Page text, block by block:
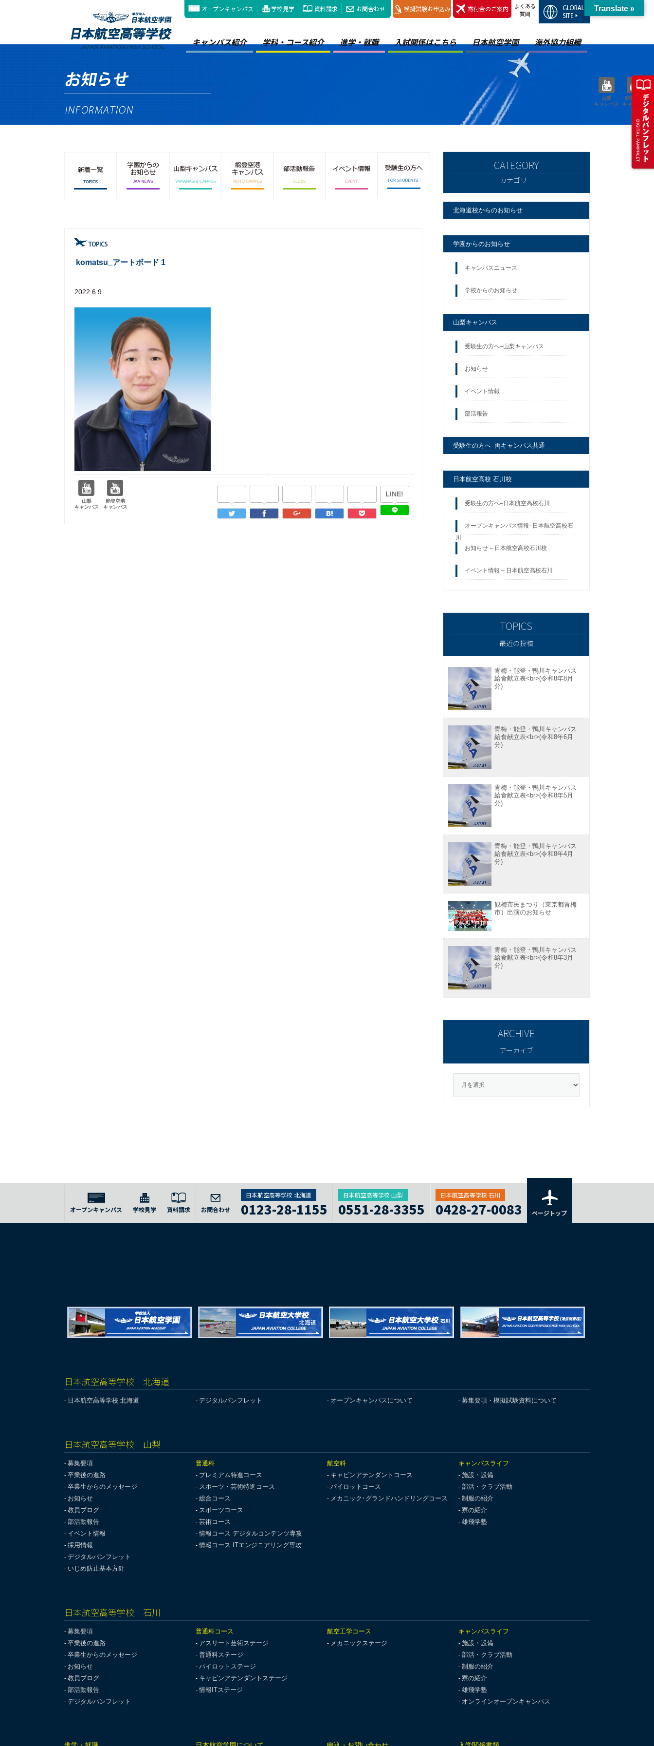
オープンキャンパス 学校見学 資料請求 お問合わせ 模擬試験お申込み 寄付金のご案内
よくある
質問
キャンパス紹介 学科・コース紹介 進学・就職 入試関係はこちら 日本航空学園 海外協力組織
山梨
キャンパス
能登空港
キャンパス
komatsu_アートボード 1
2022.6.9
LINE!
山梨
キャンパス
能登空港
キャンパス
カテゴリー
北海道校からのお知らせ
学園からのお知らせ
キャンパスニュース
学校からのお知らせ
山梨キャンパス
受験生の方へ–山梨キャンパス
お知らせ
イベント情報
部活報告
受験生の方へ–両キャンパス共通
日本航空高校 石川校
受験生の方へ–日本航空高校石川
オープンキャンパス情報–日本航空高校石
川
お知らせ – 日本航空高校石川校
イベント情報 – 日本航空高校石川
最近の投稿
青梅・能登・鴨川キャンパス
給食献立表<br>(令和8年8月
分)
青梅・能登・鴨川キャンパス
給食献立表<br>(令和8年6月
分)
青梅・能登・鴨川キャンパス
給食献立表<br>(令和8年5月
分)
青梅・能登・鴨川キャンパス
給食献立表<br>(令和8年4月
分)
観梅市民まつり（東京都青梅
市）出演のお知らせ
青梅・能登・鴨川キャンパス
給食献立表<br>(令和8年3月
分)
アーカイブ
オープンキャンパス 学校見学 資料請求 お問合わせ
日本航空高等学校 北海道
0123-28-1155
日本航空高等学校 山梨
0551-28-3355
日本航空高等学校 石川
0428-27-0083 ページトップ
日本航空高等学校 北海道
日本航空高等学校 北海道 デジタルパンフレット オープンキャンパスについて 募集要項・模擬試験資料について
日本航空高等学校 山梨
募集要項
卒業後の進路
卒業生からのメッセージ
お知らせ
教員ブログ
部活動報告
イベント情報
採用情報
デジタルパンフレット
いじめ防止基本方針
普通科
プレミアム特進コース
スポーツ・芸術特進コース
総合コース
スポーツコース
芸術コース
情報コース デジタルコンテンツ専攻
情報コース ITエンジニアリング専攻
航空科
キャビンアテンダントコース
パイロットコース
メカニック･グランドハンドリングコース
キャンパスライフ
施設・設備
部活・クラブ活動
制服の紹介
寮の紹介
雄飛学塾
日本航空高等学校 石川
募集要項
卒業後の進路
卒業生からのメッセージ
お知らせ
教員ブログ
部活動報告
デジタルパンフレット
普通科コース
アスリート芸術ステージ
普通科ステージ
パイロットステージ
キャビンアテンダントステージ
情報ITステージ
航空工学コース
メカニックステージ
キャンパスライフ
施設・設備
部活・クラブ活動
制服の紹介
寮の紹介
雄飛学塾
オンラインオープンキャンパス
Translate »